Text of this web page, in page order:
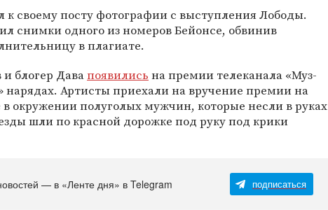
к своему посту фотографии с выступления Лободы.
снимки одного из номеров Бейонсе, обвинив
в плагиате.
блогер Давапоявились на премии телеканала «Муз-
нарядах. Артисты приехали на вручение премии на
в окружении полуголых мужчин, которые несли в руках
шли по красной дорожке под руку под крики
— в «Ленте дня» в Telegram подписаться